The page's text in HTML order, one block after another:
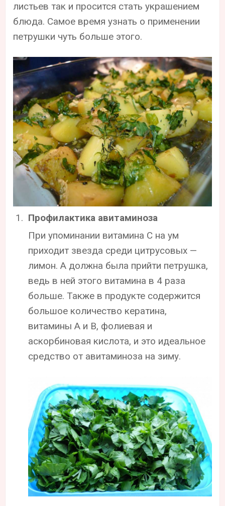
листьев так и просится стать украшением
блюда. Самое время узнать о применении
петрушки чуть больше этого.
Профилактика авитаминоза
При упоминании витамина С на ум
приходит звезда среди цитрусовых —
лимон. А должна была прийти петрушка,
ведь в ней этого витамина в 4 раза
больше. Также в продукте содержится
большое количество кератина,
витамины А и В, фолиевая и
аскорбиновая кислота, и это идеальное
средство от авитаминоза на зиму.